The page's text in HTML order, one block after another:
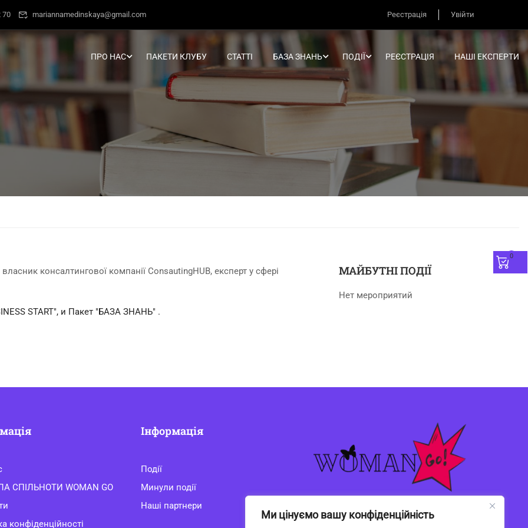
Ми цінуємо вашу конфіденційність
70 mariannamedinskaya@gmail.com Реєстрація Увійти
ПРО НАС ПАКЕТИ КЛУБУ СТАТТІ БАЗА ЗНАНЬ ПОДІЇ РЕЄСТРАЦІЯ НАШІ ЕКСПЕРТИ
консалтингової компанії ConsautingHUB, експерт у сфері
START", и Пакет "БАЗА ЗНАНЬ" .
МАЙБУТНІ ПОДІЇ
Нет мероприятий
СПІЛЬНОТИ WOMAN GO
конфіденційності
Інформація
Події
Минули події
Наші партнери
0